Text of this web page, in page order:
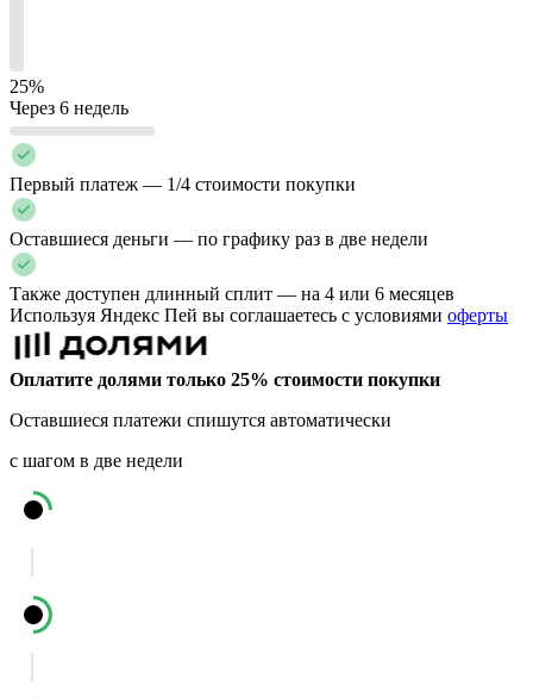
25%
Через 6 недель
Первый платеж — 1/4 стоимости покупки
Оставшиеся деньги — по графику раз в две недели
Также доступен длинный сплит — на 4 или 6 месяцев
Используя Яндекс Пей вы соглашаетесь с условиями оферты
Оплатите долями только 25% стоимости покупки
Оставшиеся платежи спишутся автоматически
с шагом в две недели